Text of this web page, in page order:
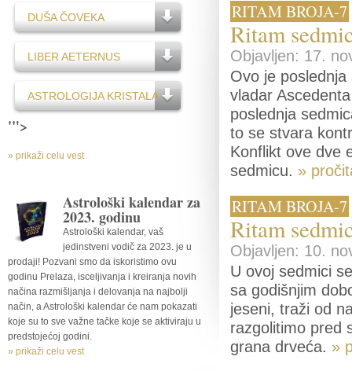
DUŠA ČOVEKA
LIBER AETERNUS
ASTROLOGIJA KRISTALA
'">
» prikaži celu vest
Astrološki kalendar za
2023. godinu
Astrološki kalendar, vaš
jedinstveni vodič za 2023. je u
prodaji! Pozvani smo da iskoristimo ovu
godinu Prelaza, isceljivanja i kreiranja novih
načina razmišljanja i delovanja na najbolji
način, a Astrološki kalendar će nam pokazati
koje su to sve važne tačke koje se aktiviraju u
predstojećoj godini.
» prikaži celu vest
RITAM BROJA-7
Ritam
Objavljen: 17.
Ovo je
vladar
poslednja
to se stvara
Konflikt ove dve
sedmicu. »
RITAM BROJA-7
Ritam
Objavljen: 10.
U ovoj sedmici
sa godišnjim
jeseni, traži od
razgolitimo pred
grana drveća. »